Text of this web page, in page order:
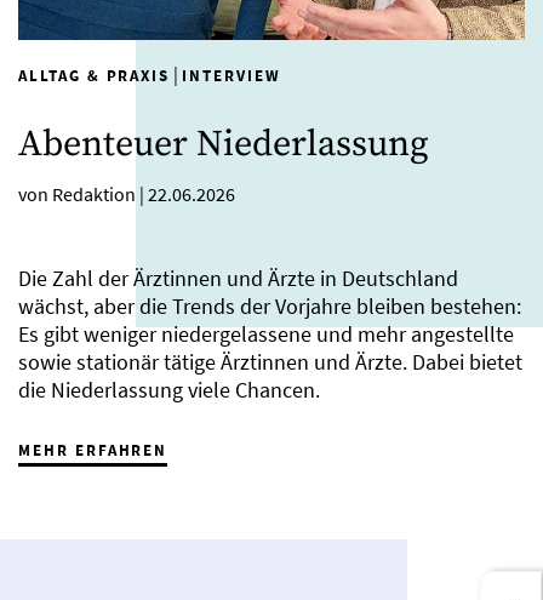
ALLTAG & PRAXIS | INTERVIEW
Abenteuer Niederlassung
von Redaktion | 22.06.2026
Die Zahl der Ärztinnen und Ärzte in Deutschland
wächst, aber die Trends der Vorjahre bleiben bestehen:
Es gibt weniger niedergelassene und mehr angestellte
sowie stationär tätige Ärztinnen und Ärzte. Dabei bietet
die Niederlassung viele Chancen.
MEHR ERFAHREN